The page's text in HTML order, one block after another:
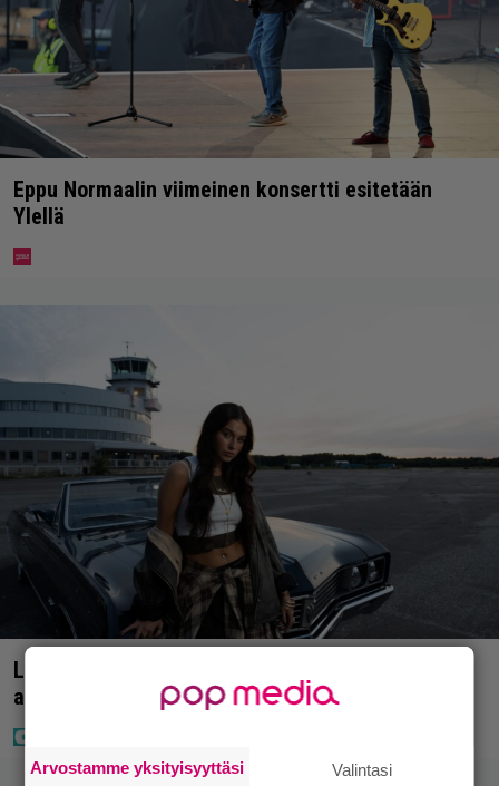
Eppu Normaalin viimeinen konsertti esitetään
Ylellä
Laulaja Mirellan rantakuvat ovat täynnä lomaa,
aurinkoa ja iloa
Arvostamme yksityisyyttäsi Valintasi